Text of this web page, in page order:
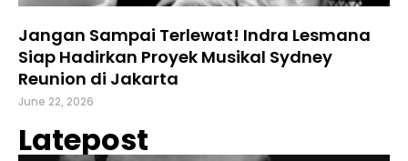
Jangan Sampai Terlewat! Indra Lesmana
Siap Hadirkan Proyek Musikal Sydney
Reunion di Jakarta
June 22, 2026
Latepost